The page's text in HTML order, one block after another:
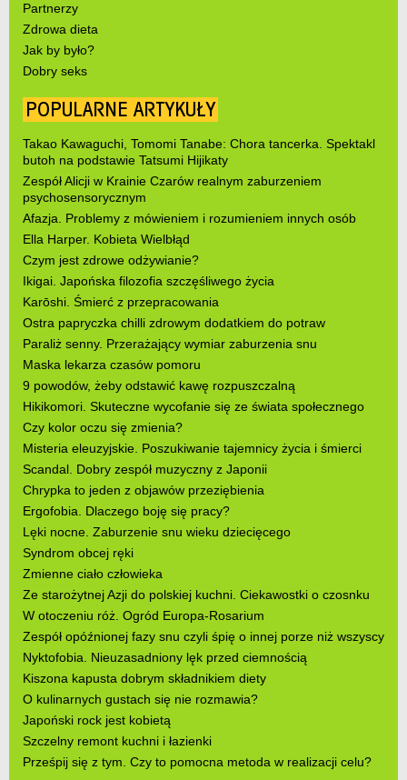
Partnerzy
Zdrowa dieta
Jak by było?
Dobry seks
POPULARNE ARTYKUŁY
Takao Kawaguchi, Tomomi Tanabe: Chora tancerka. Spektakl
butoh na podstawie Tatsumi Hijikaty
Zespół Alicji w Krainie Czarów realnym zaburzeniem
psychosensorycznym
Afazja. Problemy z mówieniem i rozumieniem innych osób
Ella Harper. Kobieta Wielbłąd
Czym jest zdrowe odżywianie?
Ikigai. Japońska filozofia szczęśliwego życia
Karōshi. Śmierć z przepracowania
Ostra papryczka chilli zdrowym dodatkiem do potraw
Paraliż senny. Przerażający wymiar zaburzenia snu
Maska lekarza czasów pomoru
9 powodów, żeby odstawić kawę rozpuszczalną
Hikikomori. Skuteczne wycofanie się ze świata społecznego
Czy kolor oczu się zmienia?
Misteria eleuzyjskie. Poszukiwanie tajemnicy życia i śmierci
Scandal. Dobry zespół muzyczny z Japonii
Chrypka to jeden z objawów przeziębienia
Ergofobia. Dlaczego boję się pracy?
Lęki nocne. Zaburzenie snu wieku dziecięcego
Syndrom obcej ręki
Zmienne ciało człowieka
Ze starożytnej Azji do polskiej kuchni. Ciekawostki o czosnku
W otoczeniu róż. Ogród Europa-Rosarium
Zespół opóźnionej fazy snu czyli śpię o innej porze niż wszyscy
Nyktofobia. Nieuzasadniony lęk przed ciemnością
Kiszona kapusta dobrym składnikiem diety
O kulinarnych gustach się nie rozmawia?
Japoński rock jest kobietą
Szczelny remont kuchni i łazienki
Prześpij się z tym. Czy to pomocna metoda w realizacji celu?